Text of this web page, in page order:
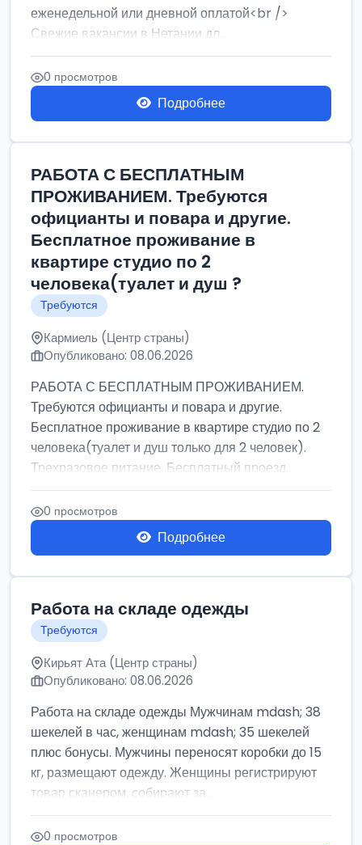
еженедельной или дневной оплатой<br />
Свежие вакансии в Нетании дл...
0 просмотров
Подробнее
РАБОТА С БЕСПЛАТНЫМ
ПРОЖИВАНИЕМ. Требуются
официанты и повара и другие.
Бесплатное проживание в
квартире студио по 2
человека(туалет и душ ?
Требуются
Кармиель (Центр страны)
Опубликовано: 08.06.2026
РАБОТА С БЕСПЛАТНЫМ ПРОЖИВАНИЕМ.
Требуются официанты и повара и другие.
Бесплатное проживание в квартире студио по 2
человека(туалет и душ только для 2 человек).
Трехразовое питание. Бесплатный проезд...
0 просмотров
Подробнее
Работа на складе одежды
Требуются
Кирьят Ата (Центр страны)
Опубликовано: 08.06.2026
Работа на складе одежды Мужчинам mdash; 38
шекелей в час, женщинам mdash; 35 шекелей
плюс бонусы. Мужчины переносят коробки до 15
кг, размещают одежду. Женщины регистрируют
товар сканером, собирают за...
0 просмотров